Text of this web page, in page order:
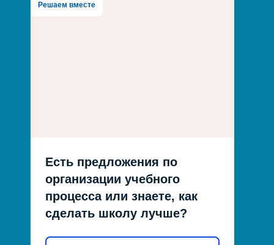
Решаем вместе
Есть предложения по
организации учебного
процесса или знаете, как
сделать школу лучше?